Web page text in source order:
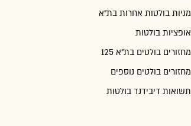
מניות בולטות אחרות בת"א
אופציות בולטות
מחזורים בולטים בת"א 125
מחזורים בולטים נוספים
תשואות דיבידנד בולטות